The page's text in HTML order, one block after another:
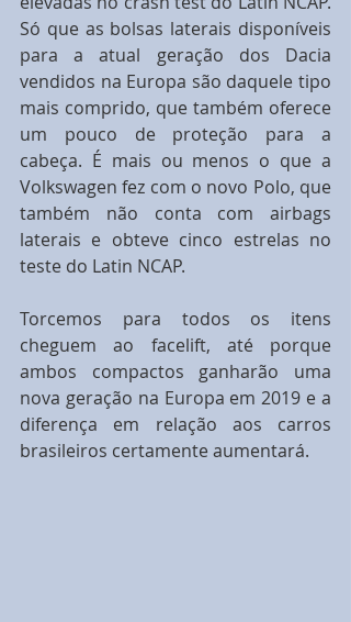
Só que as bolsas laterais disponíveis
para a atual geração dos Dacia
vendidos na Europa são daquele tipo
mais comprido, que também oferece
um pouco de proteção para a
cabeça. É mais ou menos o que a
Volkswagen fez com o novo Polo, que
também não conta com airbags
laterais e obteve cinco estrelas no
teste do Latin NCAP.
Torcemos para todos os itens
cheguem ao facelift, até porque
ambos compactos ganharão uma
nova geração na Europa em 2019 e a
diferença em relação aos carros
brasileiros certamente aumentará.